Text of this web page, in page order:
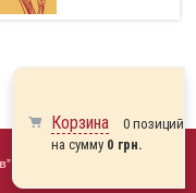
” 2010 - 2026
Корзина
0 позиций
на сумму 0 грн.